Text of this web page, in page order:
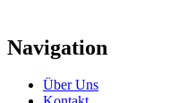
Navigation
Über Uns